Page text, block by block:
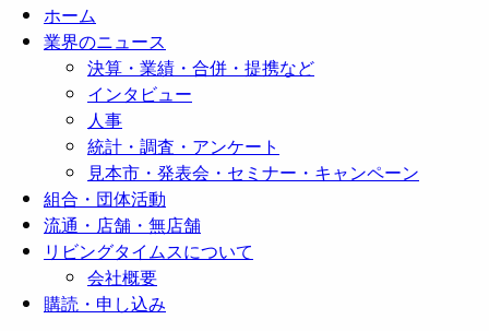
ホーム
業界のニュース
決算・業績・合併・提携など
インタビュー
人事
統計・調査・アンケート
見本市・発表会・セミナー・キャンペーン
組合・団体活動
流通・店舗・無店舗
リビングタイムスについて
会社概要
購読・申し込み